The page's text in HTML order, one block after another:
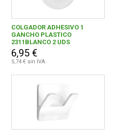
COLGADOR ADHESIVO 1
GANCHO PLASTICO
2311BLANCO 2 UDS
6,95 €
5,74 € sin IVA